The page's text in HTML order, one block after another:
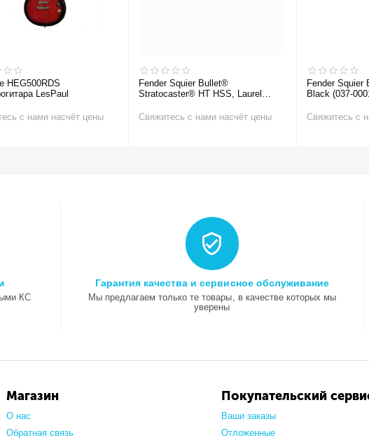
HEG500RDS
LesPaul
с нами насчёт цены
Fender Squier Bullet®
Stratocaster® HT HSS, Laurel
Электрогитара
Свяжитесь с нами насчёт цены
Fender Squier
Black (037-
Свяжитесь с
КС
Гарантия качества и сервисное обслуживание
Мы предлагаем только те товары, в качестве которых мы
уверены
Магазин
О нас
Обратная связь
Покупательский
Ваши заказы
Отложенные